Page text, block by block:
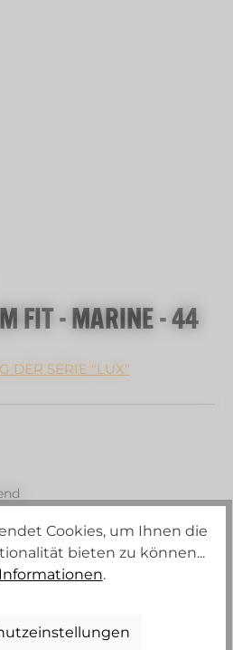
FIT - MARINE - 44
DER SERIE "LUX"
Cookies, um Ihnen die
bieten zu können...
.